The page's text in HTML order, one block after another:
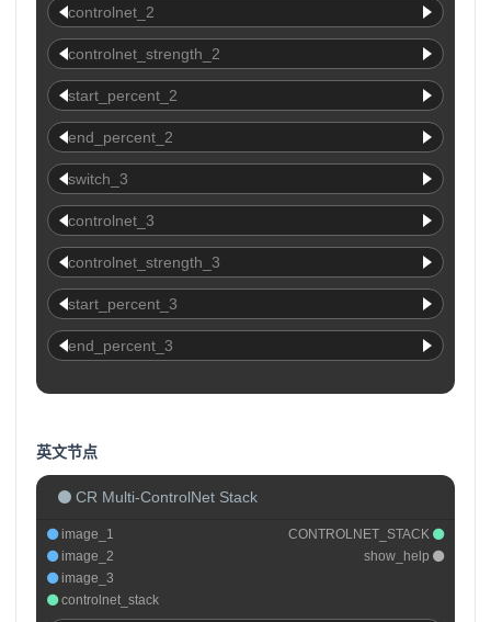
controlnet_2
controlnet_strength_2
start_percent_2
end_percent_2
switch_3
controlnet_3
controlnet_strength_3
start_percent_3
end_percent_3
英文节点
CR Multi-ControlNet Stack
image_1
image_2
image_3
controlnet_stack
CONTROLNET_STACK
show_help